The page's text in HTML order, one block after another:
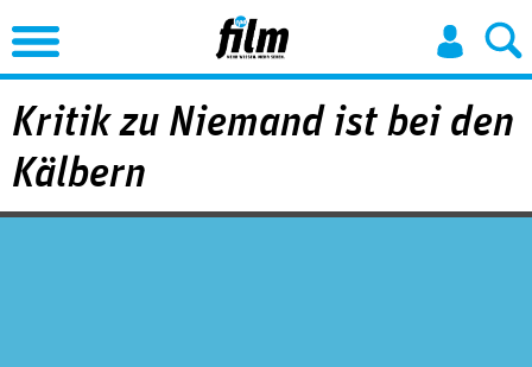
Jump to Navigation
Kritik zu Niemand ist bei den
Kälbern